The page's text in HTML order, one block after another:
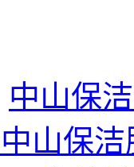
中山保
中山保